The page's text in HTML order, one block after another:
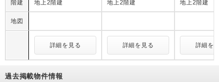
階建 地上2階建 地上2階建 地上2階建
地図
詳細を見る 詳細を見る 詳細を
過去掲載物件情報